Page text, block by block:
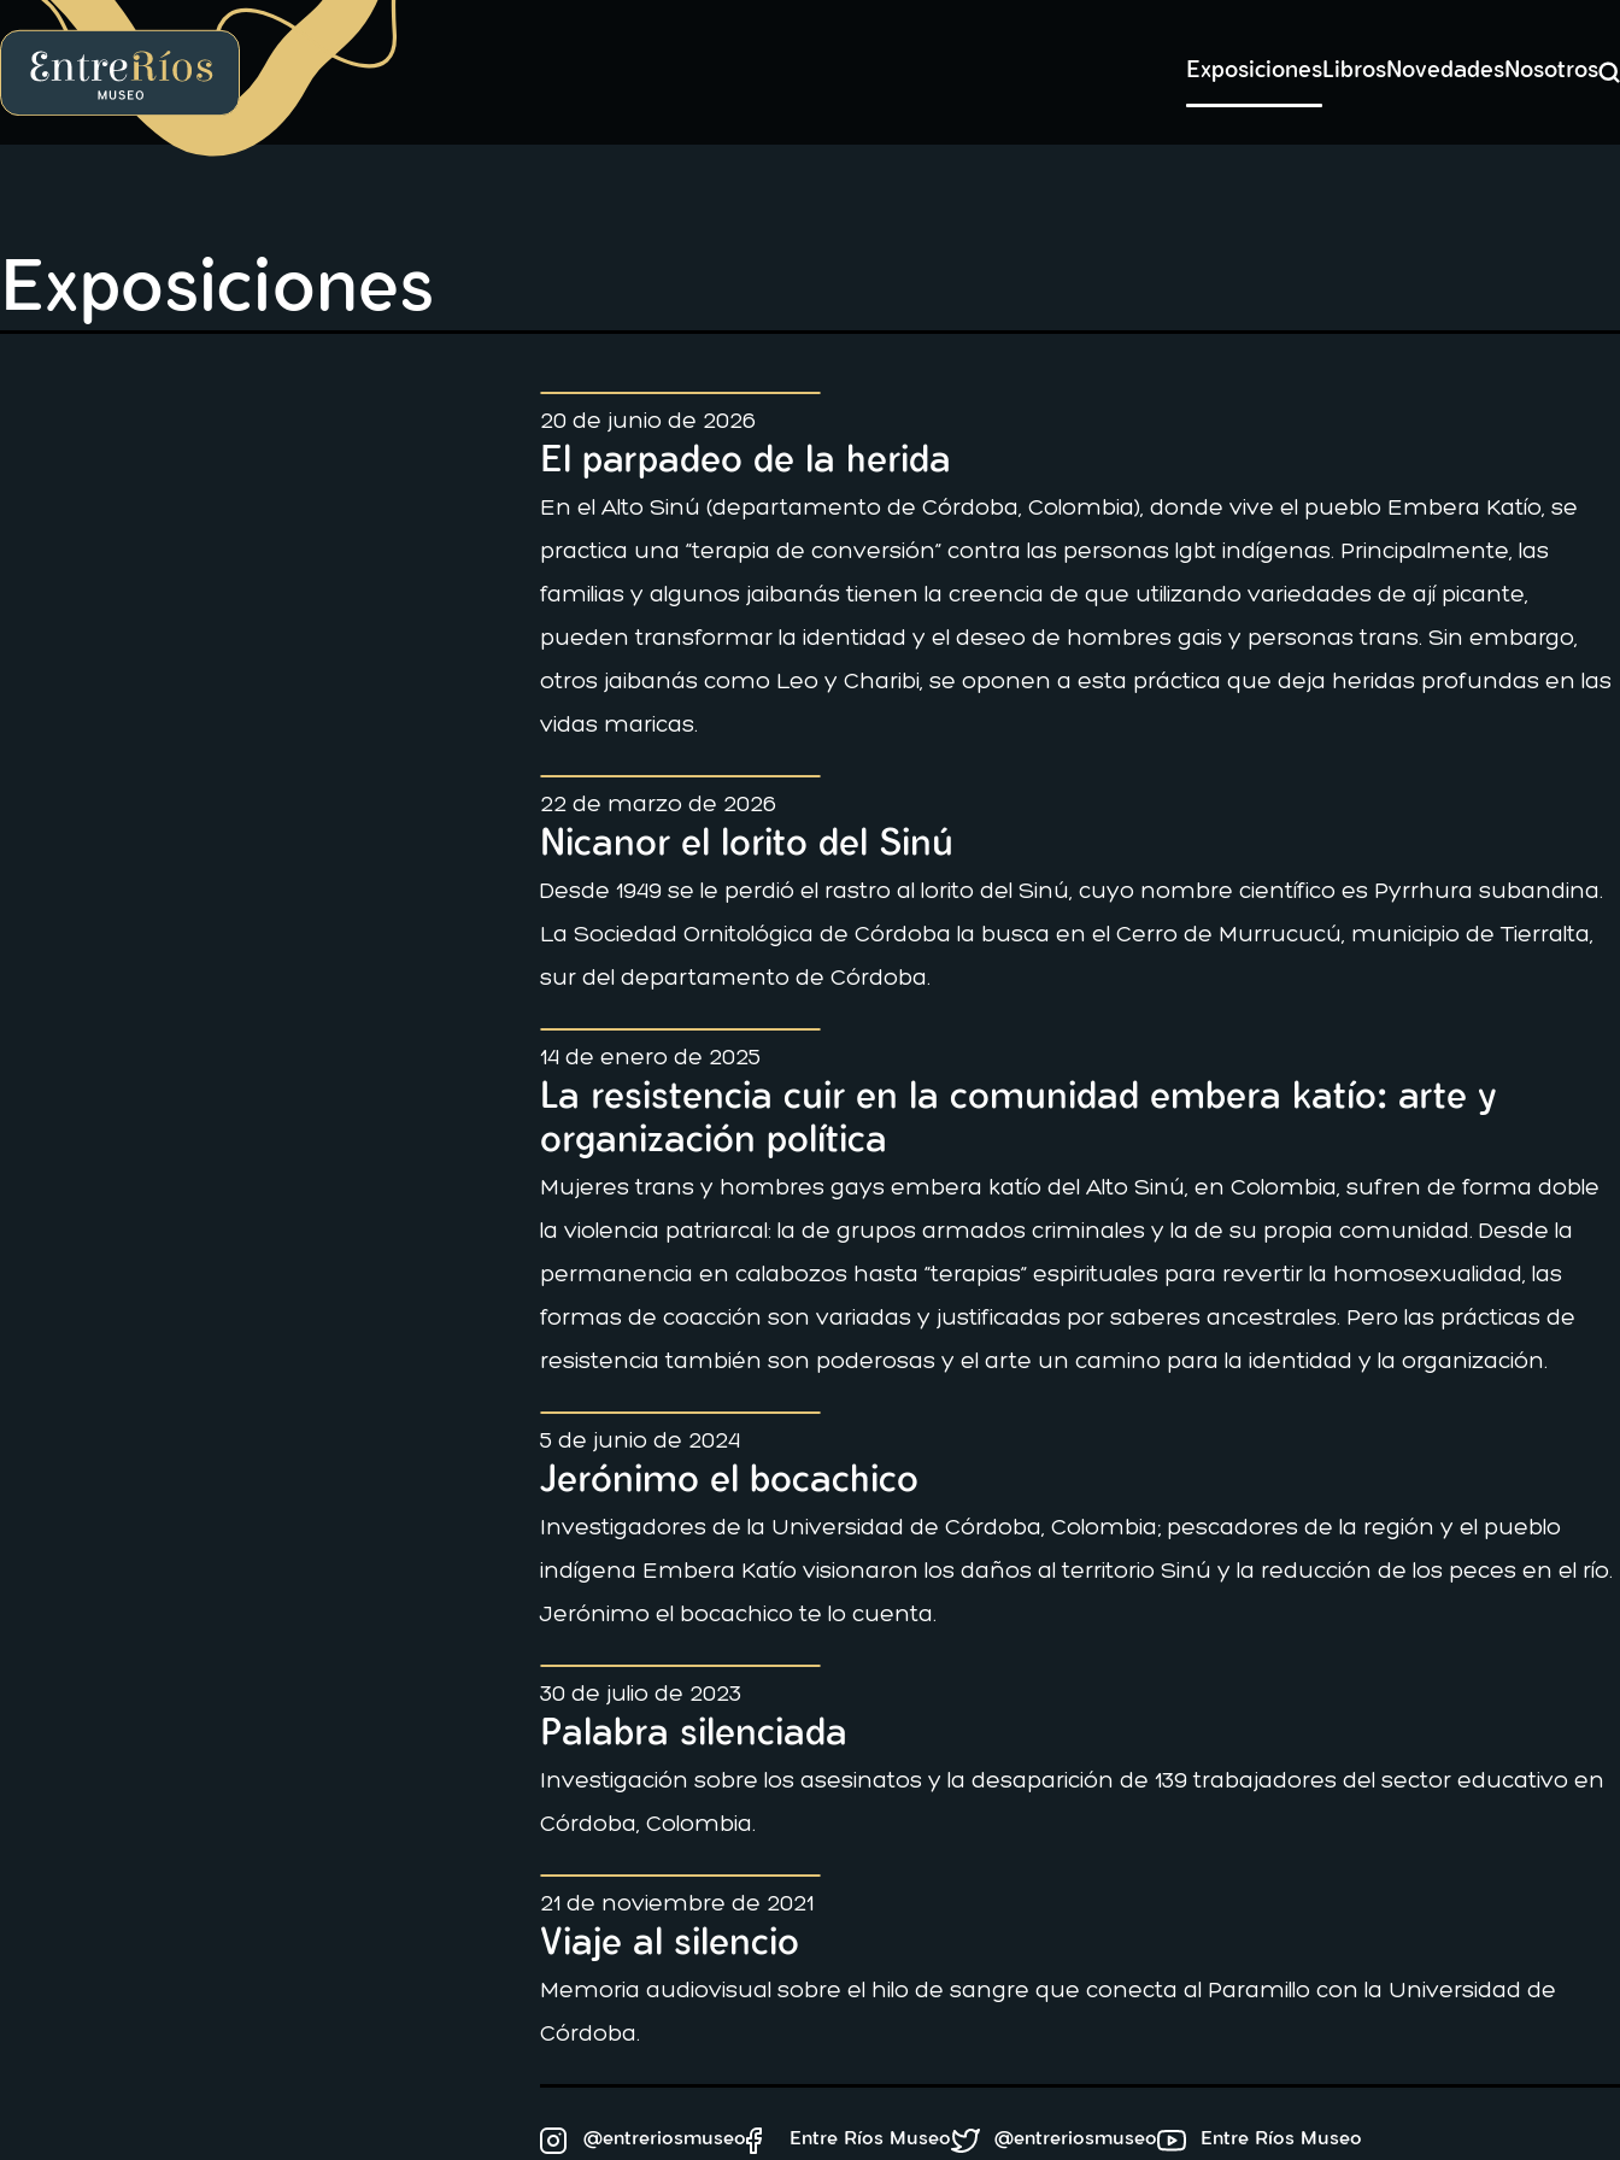
EntreRíos Museo
ExposicionesLibrosNovedadesNosotros
Exposiciones
20 de junio de 2026
El parpadeo de la herida
En el Alto Sinú (departamento de Córdoba, Colombia), donde vive el pueblo Embera Katío, se
practica una “terapia de conversión” contra las personas lgbt indígenas. Principalmente, las
familias y algunos jaibanás tienen la creencia de que utilizando variedades de ají picante,
pueden transformar la identidad y el deseo de hombres gais y personas trans. Sin embargo,
otros jaibanás como Leo y Charibi, se oponen a esta práctica que deja heridas profundas en las
vidas maricas.
22 de marzo de 2026
Nicanor el lorito del Sinú
Desde 1949 se le perdió el rastro al lorito del Sinú, cuyo nombre científico es Pyrrhura subandina.
La Sociedad Ornitológica de Córdoba la busca en el Cerro de Murrucucú, municipio de Tierralta,
sur del departamento de Córdoba.
14 de enero de 2025
La resistencia cuir en la comunidad embera katío: arte y
organización política
Mujeres trans y hombres gays embera katío del Alto Sinú, en Colombia, sufren de forma doble
la violencia patriarcal: la de grupos armados criminales y la de su propia comunidad. Desde la
permanencia en calabozos hasta “terapias” espirituales para revertir la homosexualidad, las
formas de coacción son variadas y justificadas por saberes ancestrales. Pero las prácticas de
resistencia también son poderosas y el arte un camino para la identidad y la organización.
5 de junio de 2024
Jerónimo el bocachico
Investigadores de la Universidad de Córdoba, Colombia; pescadores de la región y el pueblo
indígena Embera Katío visionaron los daños al territorio Sinú y la reducción de los peces en el río.
Jerónimo el bocachico te lo cuenta.
30 de julio de 2023
Palabra silenciada
Investigación sobre los asesinatos y la desaparición de 139 trabajadores del sector educativo en
Córdoba, Colombia.
21 de noviembre de 2021
Viaje al silencio
Memoria audiovisual sobre el hilo de sangre que conecta al Paramillo con la Universidad de
Córdoba.
@entreriosmuseo Entre Ríos Museo @entreriosmuseo Entre Ríos Museo